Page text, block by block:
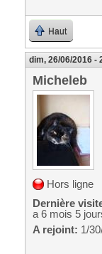
Haut
dim, 26/06/2016 -
Micheleb
Hors ligne
Dernière
a 6 mois 5
A rejoint: 1/